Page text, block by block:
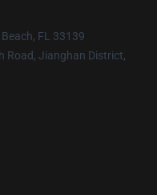
FL 33139
Road, Jianghan District,